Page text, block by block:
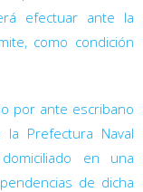
efectuar ante la
como condición
por ante escribano
Prefectura Naval
en una
de dicha